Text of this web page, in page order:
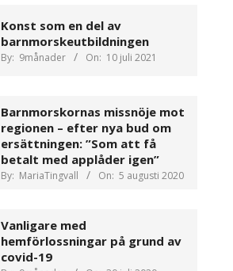
Konst som en del av
barnmorskeutbildningen
By: 9månader On: 10 juli 2021
Barnmorskornas missnöje mot
regionen – efter nya bud om
ersättningen: ”Som att få
betalt med applåder igen”
By: MariaTingvall On: 5 augusti 2020
Vanligare med
hemförlossningar på grund av
covid-19